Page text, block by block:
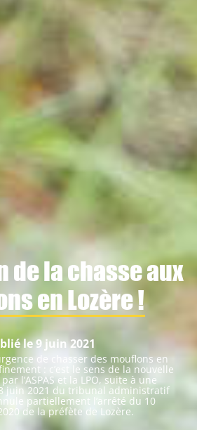
de la chasse aux
en Lozère !
le 9 juin 2021
de chasser des mouflons en
: c’est le sens de la nouvelle
l’ASPAS et la LPO, suite à une
juin 2021 du tribunal administratif
partiellement l’arrêté du 10
de la préfète de Lozère.